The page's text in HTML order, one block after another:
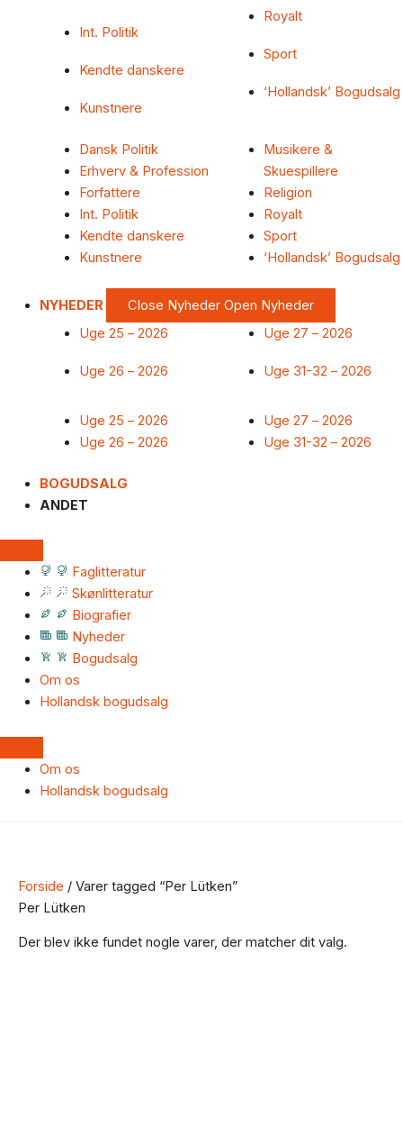
Int. Politik
Kendte danskere
Kunstnere
Royalt
Sport
‘Hollandsk’ Bogudsalg
Dansk Politik
Erhverv & Profession
Forfattere
Int. Politik
Kendte danskere
Kunstnere
Musikere &
Skuespillere
Religion
Royalt
Sport
‘Hollandsk’ Bogudsalg
NYHEDER Close Nyheder Open Nyheder
Uge 25 – 2026
Uge 26 – 2026
Uge 27 – 2026
Uge 31-32 – 2026
Uge 25 – 2026
Uge 26 – 2026
Uge 27 – 2026
Uge 31-32 – 2026
BOGUDSALG
ANDET
Faglitteratur
Skønlitteratur
Biografier
Nyheder
Bogudsalg
Om os
Hollandsk bogudsalg
Om os
Hollandsk bogudsalg
Forside / Varer tagged “Per Lütken”
Per Lütken
Der blev ikke fundet nogle varer, der matcher dit valg.